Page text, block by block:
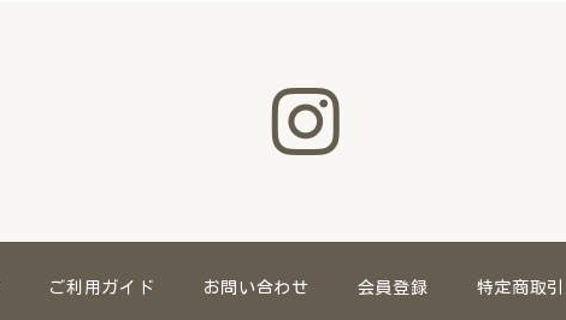
ご利用ガイド お問い合わせ 会員登録 特定商取